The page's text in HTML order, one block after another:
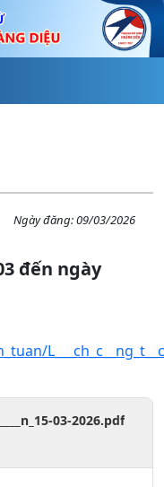
Ngày đăng:09/03/2026
đến ngày
03-2026.pdf